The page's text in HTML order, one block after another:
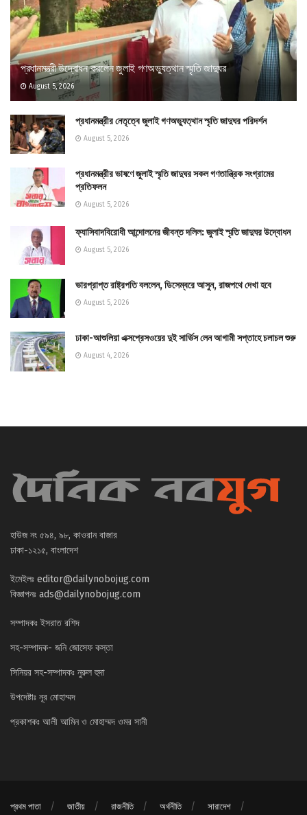
প্রধানমন্ত্রী উদ্বোধন করলেন জুলাই গণঅভ্যুত্থান স্মৃতি জাদুঘর
August 5, 2026
প্রধানমন্ত্রীর নেতৃত্বে জুলাই গণঅভ্যুত্থান স্মৃতি জাদুঘর পরিদর্শন
August 5, 2026
প্রধানমন্ত্রীর ভাষণে জুলাই স্মৃতি জাদুঘর সকল গণতান্ত্রিক সংগ্রামের
প্রতিফলন
August 5, 2026
ফ্যাসিবাদবিরোধী আন্দোলনের জীবন্ত দলিল: জুলাই স্মৃতি জাদুঘর উদ্বোধন
August 5, 2026
ভারপ্রাপ্ত রাষ্ট্রপতি বললেন, ডিসেম্বরে আসুন, রাজপথে দেখা হবে
August 5, 2026
ঢাকা-আশুলিয়া এক্সপ্রেসওয়ের দুই সার্ভিস লেন আগামী সপ্তাহে চলাচল শুরু
August 4, 2026
হাউজ নং ৫৯৪, ৯৮, কাওরান বাজার
ঢাকা-১২১৫, বাংলাদেশ
ইমেইলঃ editor@dailynobojug.com
বিজ্ঞাপনঃ ads@dailynobojug.com
সম্পাদকঃ ইসরাত রশিদ
সহ-সম্পাদক- জনি জোসেফ কস্তা
সিনিয়র সহ-সম্পাদকঃ নুরুল হুদা
উপদেষ্টাঃ নূর মোহাম্মদ
প্রকাশকঃ আলী আমিন ও মোহাম্মদ ওমর সানী
প্রথম পাতা জাতীয় রাজনীতি অর্থনীতি সারাদেশ